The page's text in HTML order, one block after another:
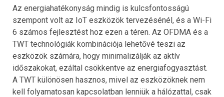
Az energiahatékonyság mindig is kulcsfontosságú
szempont volt az IoT eszközök tervezésénél, és a Wi-Fi
6 számos fejlesztést hoz ezen a téren. Az OFDMA és a
TWT technológiák kombinációja lehetővé teszi az
eszközök számára, hogy minimalizálják az aktív
időszakokat, ezáltal csökkentve az energiafogyasztást.
A TWT különösen hasznos, mivel az eszközöknek nem
kell folyamatosan kapcsolatban lenniük a hálózattal, csak